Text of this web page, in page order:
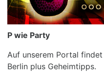
P wie Party
Auf unserem Portal
Berlin plus Geheimtipps.